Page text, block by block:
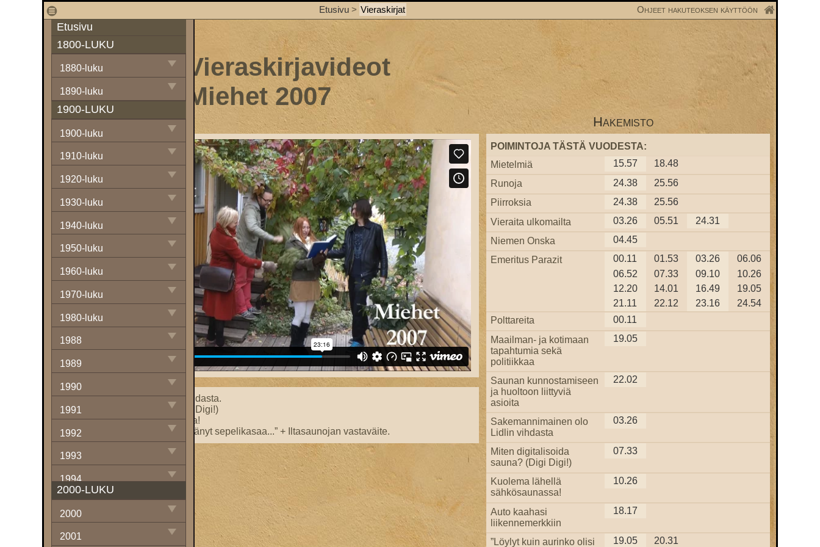
1 Etusivu > Vieraskirjat Ohjeet hakuteoksen käyttöön
Etusivu
1800-LUKU
1880-luku
1890-luku
1900-LUKU
1900-luku
1910-luku
1920-luku
1930-luku
1940-luku
1950-luku
1960-luku
1970-luku
1980-luku
1988
1989
1990
1991
1992
1993
1994
1995
1996
2000-LUKU
2000
2001
Vieraskirjavideot
Miehet 2007
Hakemisto
Sakemannimainen olo Lidlin vihdasta.
Miten digitalisoida sauna? (Digi Digi!)
Kuolema lähellä sähkösaunassa!
”Löylyt kuin aurinko olisi lämmittänyt sepelikasaa...” + Iltasaunojan vastaväite.
POIMINTOJA TÄSTÄ VUODESTA:
Mietelmiä
15.57
18.48
Runoja
24.38
25.56
Piirroksia
24.38
25.56
Vieraita ulkomailta
03.26 05.51
24.31
Niemen Onska
04.45
Emeritus Parazit
00.11 01.53 03.26
06.06
06.52
07.33 09.10
10.26
12.20
14.01 16.49
19.05
21.11
22.12 23.16
24.54
Polttareita
00.11
Maailman- ja kotimaan
tapahtumia sekä
politiikkaa
19.05
Saunan kunnostamiseen
ja huoltoon liittyviä
asioita
22.02
Sakemannimainen olo
Lidlin vihdasta
03.26
Miten digitalisoida
sauna? (Digi Digi!)
07.33
Kuolema lähellä
sähkösaunassa!
10.26
Auto kaahasi
liikennemerkkiin
18.17
”Löylyt kuin aurinko olisi 19.05 20.31